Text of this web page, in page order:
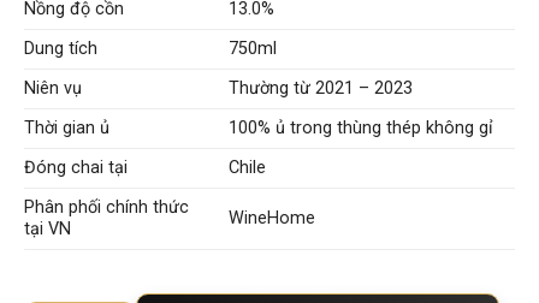
Nồng độ cồn
13.0%
Dung tích
750ml
Niên vụ
Thường từ 2021 – 2023
Thời gian ủ
100% ủ trong thùng thép không gỉ
Đóng chai tại
Chile
Phân phối chính thức
tại VN
WineHome